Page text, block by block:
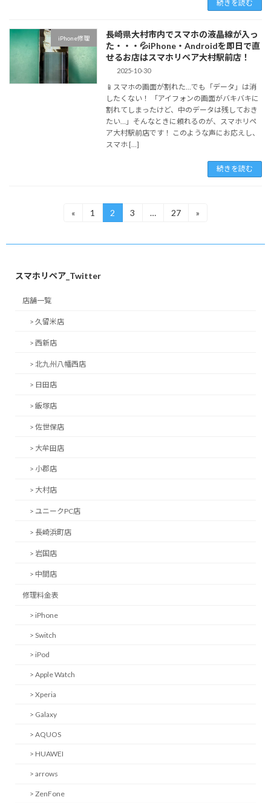
続きを読む
iPhone修理
長崎県大村市内でスマホの液晶線が入っ
た・・・💦iPhone・Androidを即日で直
せるお店はスマホリペア大村駅前店！
2025-10-30
📱スマホの画面が割れた…でも「データ」は消
したくない！ 「アイフォンの画面がバキバキに
割れてしまったけど、中のデータは残しておき
たい…」そんなときに頼れるのが、スマホリペ
ア大村駅前店です！ このような声にお応えし、
スマホ […]
続きを読む
ペ
ー
«
固
1
固
定
2
固
3 …
固
27 »
スマホリペア_Twitter
店舗一覧
> 久留米店
> 西新店
> 北九州八幡西店
> 日田店
> 飯塚店
> 佐世保店
> 大牟田店
> 小郡店
> 大村店
> ユニークPC店
> 長崎浜町店
> 岩国店
> 中間店
修理料金表
> iPhone
> Switch
> iPod
> Apple Watch
> Xperia
> Galaxy
> AQUOS
> HUAWEI
> arrows
> ZenFone